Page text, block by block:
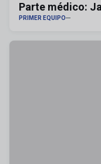
Parte médico:
PRIMER EQUIPO